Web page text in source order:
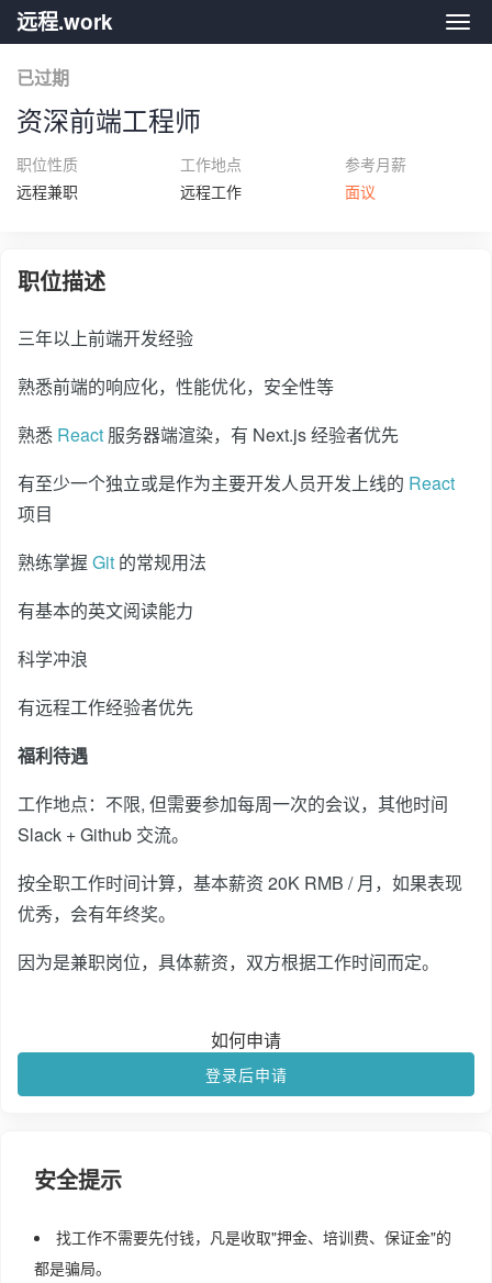
远
远程.work
已过期
资深前端工程师
职位性质
远程兼职
工作地点
远程工作
参考月薪
面议
职位描述
三年以上前端开发经验
熟悉前端的响应化，性能优化，安全性等
熟悉 React 服务器端渲染，有 Next.js 经验者优先
有至少一个独立或是作为主要开发人员开发上线的 React
项目
熟练掌握 Git 的常规用法
有基本的英文阅读能力
科学冲浪
有远程工作经验者优先
福利待遇
工作地点：不限, 但需要参加每周一次的会议，其他时间
Slack + Github 交流。
按全职工作时间计算，基本薪资 20K RMB / 月，如果表现
优秀，会有年终奖。
因为是兼职岗位，具体薪资，双方根据工作时间而定。
如何申请
登录后申请
安全提示
找工作不需要先付钱，凡是收取"押金、培训费、保证金"的
都是骗局。